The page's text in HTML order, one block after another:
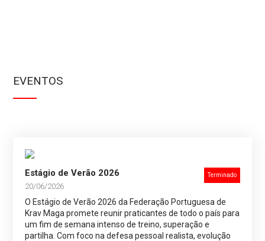
EVENTOS
Terminado
Estágio de Verão 2026
20/06/2026
O Estágio de Verão 2026 da Federação Portuguesa de
Krav Maga promete reunir praticantes de todo o país para
um fim de semana intenso de treino, superação e
partilha. Com foco na defesa pessoal realista, evolução